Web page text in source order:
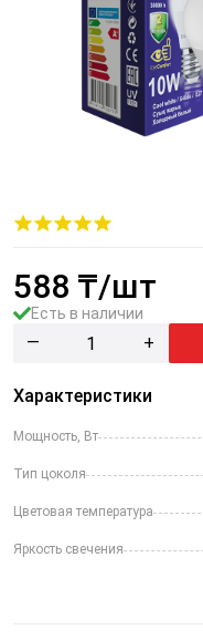
Характеристики
Мощность, Вт
Тип цоколя
Цветовая температура
Яркость свечения
588 ₸/шт
Есть в наличии
— +